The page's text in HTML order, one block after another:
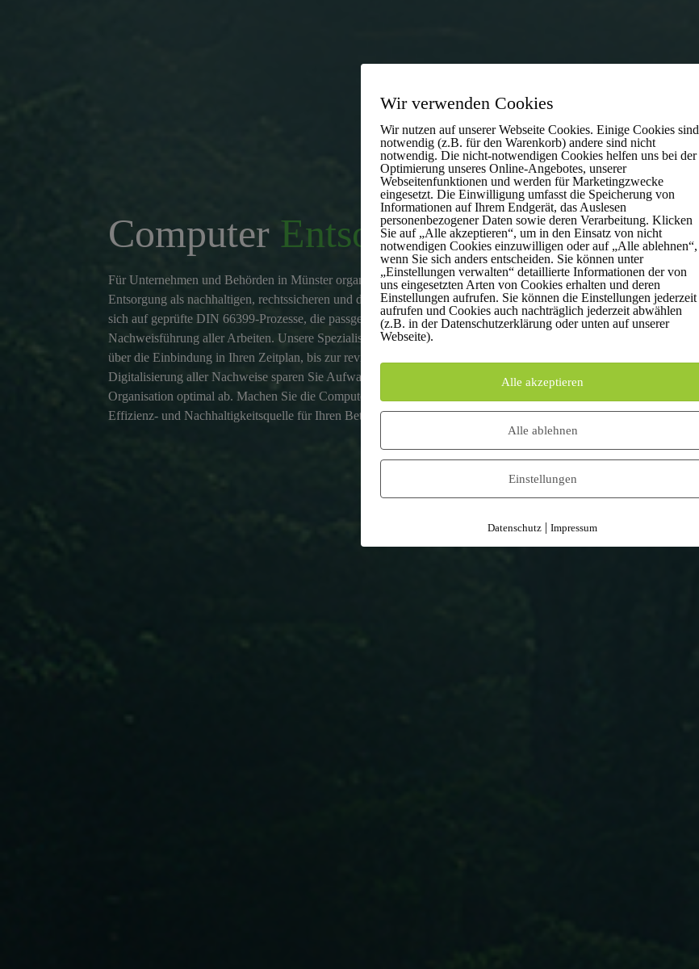
Computer EntsorgunginMünster
Für Unternehmen und Behörden in Münster organisiert ProCoReX Europe GmbH die Computer
Entsorgung als nachhaltigen, rechtssicheren und dokumentierbaren Komplettservice. Verlassen Sie
sich auf geprüfte DIN 66399-Prozesse, die passgenaue Auswahl von Schutzpaketen und die digitale
Nachweisführung aller Arbeiten. Unsere Spezialisten koordinieren jede Phase – von der Erstberatung,
über die Einbindung in Ihren Zeitplan, bis zur revisionsfähigen Recyclingabrechnung. Durch die
Digitalisierung aller Nachweise sparen Sie Aufwand, minimieren Risiken und sichern Ihre
Organisation optimal ab. Machen Sie die Computer Entsorgung in Münster mit ProCoReX zur
Effizienz- und Nachhaltigkeitsquelle für Ihren Betrieb.
Wir verwenden Cookies
Wir nutzen auf unserer Webseite Cookies. Einige Cookies sind
notwendig (z.B. für den Warenkorb) andere sind nicht
notwendig. Die nicht-notwendigen Cookies helfen uns bei der
Optimierung unseres Online-Angebotes, unserer
Webseitenfunktionen und werden für Marketingzwecke
eingesetzt. Die Einwilligung umfasst die Speicherung von
Informationen auf Ihrem Endgerät, das Auslesen
personenbezogener Daten sowie deren Verarbeitung. Klicken
Sie auf „Alle akzeptieren“, um in den Einsatz von nicht
notwendigen Cookies einzuwilligen oder auf „Alle ablehnen“,
wenn Sie sich anders entscheiden. Sie können unter
„Einstellungen verwalten“ detaillierte Informationen der von
uns eingesetzten Arten von Cookies erhalten und deren
Einstellungen aufrufen. Sie können die Einstellungen jederzeit
aufrufen und Cookies auch nachträglich jederzeit abwählen
(z.B. in der Datenschutzerklärung oder unten auf unserer
Webseite).
Alle akzeptieren
Alle ablehnen
Einstellungen
Datenschutz | Impressum